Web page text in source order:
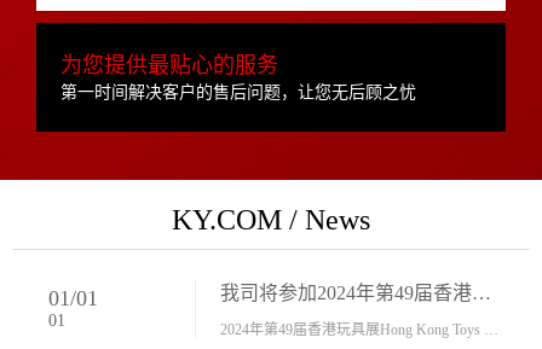
为您提供最贴心的服务
第一时间解决客户的售后问题，让您无后顾之忧
KY.COM / News
01/01
01
我司将参加2024年第49届香港玩具展Hong Kong Toys & Games Fair 欢迎新···